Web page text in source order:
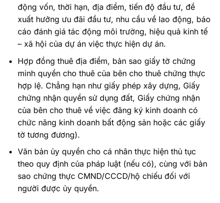
động vốn, thời hạn, địa điểm, tiến độ đầu tư, đề
xuất hưởng ưu đãi đầu tư, nhu cầu về lao động, báo
cáo đánh giá tác động môi trường, hiệu quả kinh tế
– xã hội của dự án việc thực hiện dự án.
Hợp đồng thuê địa điểm, bản sao giấy tờ chứng
minh quyền cho thuê của bên cho thuê chứng thực
hợp lệ. Chẳng hạn như giấy phép xây dựng, Giấy
chứng nhận quyền sử dụng đất, Giấy chứng nhận
của bên cho thuê về việc đăng ký kinh doanh có
chức năng kinh doanh bất động sản hoặc các giấy
tờ tương đương).
Văn bản ủy quyền cho cá nhân thực hiện thủ tục
theo quy định của pháp luật (nếu có), cùng với bản
sao chứng thực CMND/CCCD/hộ chiếu đối với
người được ủy quyền.